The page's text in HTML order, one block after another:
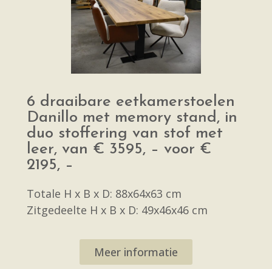
6 draaibare eetkamerstoelen
Danillo met memory stand, in
duo stoffering van stof met
leer, van € 3595, – voor €
2195, –
Totale H x B x D: 88x64x63 cm
Zitgedeelte H x B x D: 49x46x46 cm
Meer informatie